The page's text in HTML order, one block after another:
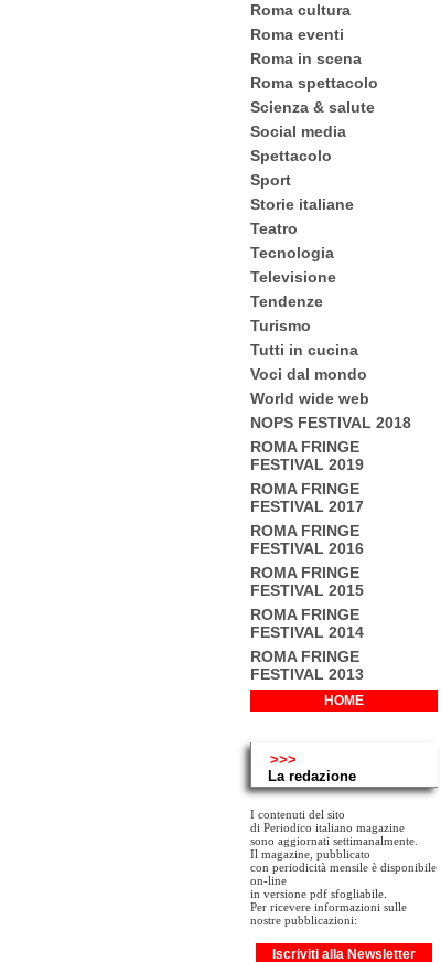
Roma cultura
Roma eventi
Roma in scena
Roma spettacolo
Scienza & salute
Social media
Spettacolo
Sport
Storie italiane
Teatro
Tecnologia
Televisione
Tendenze
Turismo
Tutti in cucina
Voci dal mondo
World wide web
NOPS FESTIVAL 2018
ROMA FRINGE
FESTIVAL 2019
ROMA FRINGE
FESTIVAL 2017
ROMA FRINGE
FESTIVAL 2016
ROMA FRINGE
FESTIVAL 2015
ROMA FRINGE
FESTIVAL 2014
ROMA FRINGE
FESTIVAL 2013
HOME
>>>
La redazione
I contenuti del sito
di Periodico italiano magazine
sono aggiornati settimanalmente.
Il magazine, pubblicato
con periodicità mensile è disponibile
on-line
in versione pdf sfogliabile.
Per ricevere informazioni sulle
nostre pubblicazioni:
Iscriviti alla Newsletter